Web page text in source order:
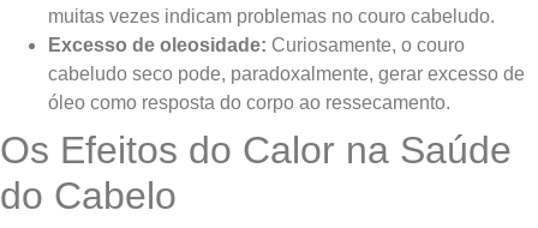
muitas vezes indicam problemas no couro cabeludo.
Excesso de oleosidade: Curiosamente, o couro
cabeludo seco pode, paradoxalmente, gerar excesso de
óleo como resposta do corpo ao ressecamento.
Os Efeitos do Calor na Saúde
do Cabelo